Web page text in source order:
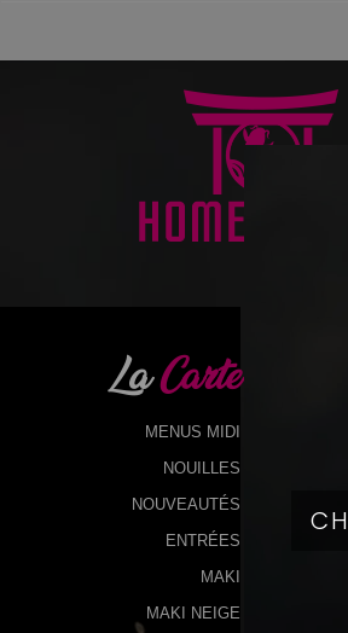
LaCarte
MENUS MIDI
NOUILLES
NOUVEAUTÉS
ENTRÉES
MAKI
MAKI NEIGE